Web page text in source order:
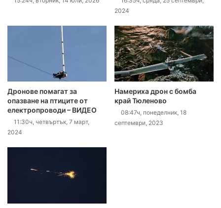
2024
Дронове помагат за
опазване на птиците от
електропроводи – ВИДЕО
11:30ч, четвъртък, 7 март,
2024
Намериха дрон с бомба
край Тюленово
08:47ч, понеделник, 18
септември, 2023